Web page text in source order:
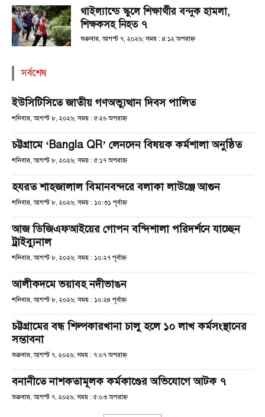
থাইল্যান্ডে স্কুলে শিক্ষার্থীর বন্দুক হামলা,
শিক্ষকসহ নিহত ৭
শুক্রবার, আগস্ট ৭, ২০২৬; সময় : ৪:১২ অপরাহ্ণ
সর্বশেষ
ইউসিটিসিতে জাতীয় গণঅভ্যুত্থান দিবস পালিত
শনিবার, আগস্ট ৮, ২০২৬; সময় : ৫:২৬ অপরাহ্ণ
চট্টগ্রামে ‘Bangla QR’ লেনদেন বিষয়ক কর্মশালা অনুষ্ঠিত
শনিবার, আগস্ট ৮, ২০২৬; সময় : ৫:১৭ অপরাহ্ণ
হযরত শাহজালাল বিমানবন্দরে বলাকা লাউঞ্জে আগুন
শনিবার, আগস্ট ৮, ২০২৬; সময় : ১০:৩১ পূর্বাহ্ণ
আজ ডিজিএফআইয়ের গোপন বন্দিশালা পরিদর্শনে যাচ্ছেন
ট্রাইব্যুনাল
শনিবার, আগস্ট ৮, ২০২৬; সময় : ১০:২৭ পূর্বাহ্ণ
আলীকদমে ভয়াবহ নদীভাঙন
শনিবার, আগস্ট ৮, ২০২৬; সময় : ১০:২৪ পূর্বাহ্ণ
চট্টগ্রামের বন্ধ শিল্পকারখানা চালু হলে ১০ লাখ কর্মসংস্থানের
সম্ভাবনা
শুক্রবার, আগস্ট ৭, ২০২৬; সময় : ৭:০৭ অপরাহ্ণ
বনানীতে নাশকতামূলক কর্মকাণ্ডের অভিযোগে আটক ৭
শুক্রবার, আগস্ট ৭, ২০২৬; সময় : ৫:০৩ অপরাহ্ণ